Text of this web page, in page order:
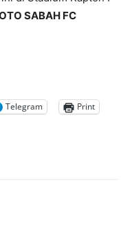
SABAH FC
Telegram Print